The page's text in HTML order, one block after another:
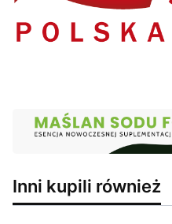
Inni kupili również